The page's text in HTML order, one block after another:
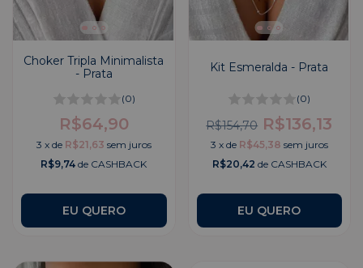
Choker Tripla Minimalista
- Prata
(0)
R$64,90
3 x de R$21,63 sem juros
R$9,74 de CASHBACK
Kit Esmeralda - Prata
(0)
R$154,70 R$136,13
3 x de R$45,38 sem juros
R$20,42 de CASHBACK
EU QUERO